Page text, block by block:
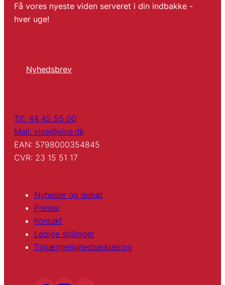
Få vores nyeste viden serveret i din indbakke -
hver uge!
Nyhedsbrev
Tlf: 44 45 55 00
Mail: vive@vive.dk
EAN: 5798000354845
CVR: 23 15 51 17
Nyheder og debat
Presse
Kontakt
Ledige stillinger
Tilgængelighedserklæring